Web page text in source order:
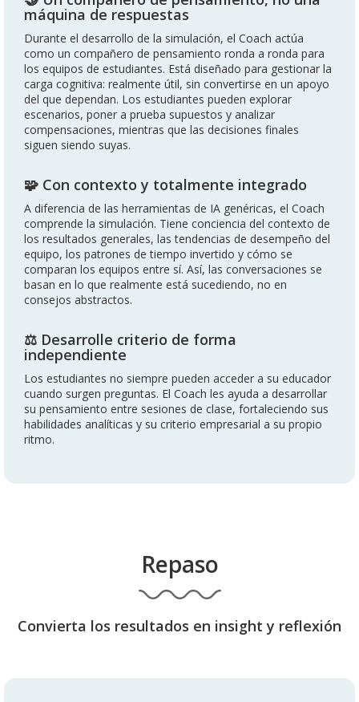
máquina de respuestas
Durante el desarrollo de la simulación, el Coach actúa
como un compañero de pensamiento ronda a ronda para
los equipos de estudiantes. Está diseñado para gestionar la
carga cognitiva: realmente útil, sin convertirse en un apoyo
del que dependan. Los estudiantes pueden explorar
escenarios, poner a prueba supuestos y analizar
compensaciones, mientras que las decisiones finales
siguen siendo suyas.
🧩 Con contexto y totalmente integrado
A diferencia de las herramientas de IA genéricas, el Coach
comprende la simulación. Tiene conciencia del contexto de
los resultados generales, las tendencias de desempeño del
equipo, los patrones de tiempo invertido y cómo se
comparan los equipos entre sí. Así, las conversaciones se
basan en lo que realmente está sucediendo, no en
consejos abstractos.
⚖️ Desarrolle criterio de forma
independiente
Los estudiantes no siempre pueden acceder a su educador
cuando surgen preguntas. El Coach les ayuda a desarrollar
su pensamiento entre sesiones de clase, fortaleciendo sus
habilidades analíticas y su criterio empresarial a su propio
ritmo.
Repaso
Convierta los resultados en insight y reflexión